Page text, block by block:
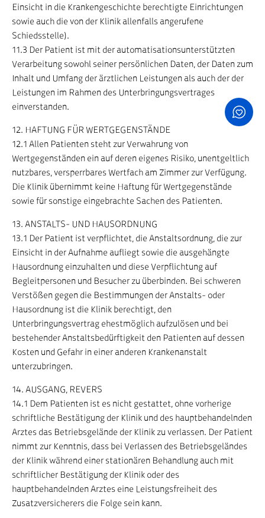
Einsicht in die Krankengeschichte berechtigte Einrichtungen
sowie auch die von der Klinik allenfalls angerufene
Schiedsstelle).
11.3 Der Patient ist mit der automatisationsunterstützten
Verarbeitung sowohl seiner persönlichen Daten, der Daten zum
Inhalt und Umfang der ärztlichen Leistungen als auch der der
Leistungen im Rahmen des Unterbringungsvertrages
einverstanden.
12. HAFTUNG FÜR WERTGEGENSTÄNDE
12.1 Allen Patienten steht zur Verwahrung von
Wertgegenständen ein auf deren eigenes Risiko, unentgeltlich
nutzbares, versperrbares Wertfach am Zimmer zur Verfügung.
Die Klinik übernimmt keine Haftung für Wertgegenstände
sowie für sonstige eingebrachte Sachen des Patienten.
13. ANSTALTS- UND HAUSORDNUNG
13.1 Der Patient ist verpflichtet, die Anstaltsordnung, die zur
Einsicht in der Aufnahme aufliegt sowie die ausgehängte
Hausordnung einzuhalten und diese Verpflichtung auf
Begleitpersonen und Besucher zu überbinden. Bei schweren
Verstößen gegen die Bestimmungen der Anstalts- oder
Hausordnung ist die Klinik berechtigt, den
Unterbringungsvertrag ehestmöglich aufzulösen und bei
bestehender Anstaltsbedürftigkeit den Patienten auf dessen
Kosten und Gefahr in einer anderen Krankenanstalt
unterzubringen.
14. AUSGANG, REVERS
14.1 Dem Patienten ist es nicht gestattet, ohne vorherige
schriftliche Bestätigung der Klinik und des hauptbehandelnden
Arztes das Betriebsgelände der Klinik zu verlassen. Der Patient
nimmt zur Kenntnis, dass bei Verlassen des Betriebsgeländes
der Klinik während einer stationären Behandlung auch mit
schriftlicher Bestätigung der Klinik oder des
hauptbehandelnden Arztes eine Leistungsfreiheit des
Zusatzversicherers die Folge sein kann.